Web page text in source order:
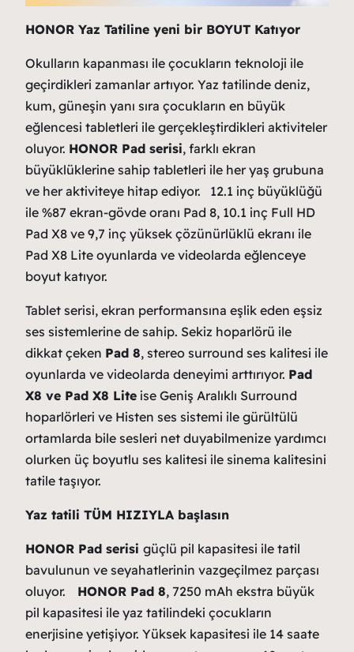
HONOR Yaz Tatiline yeni bir BOYUT Katıyor
Okulların kapanması ile çocukların teknoloji ile
geçirdikleri zamanlar artıyor. Yaz tatilinde deniz,
kum, güneşin yanı sıra çocukların en büyük
eğlencesi tabletleri ile gerçekleştirdikleri aktiviteler
oluyor. HONOR Pad serisi, farklı ekran
büyüklüklerine sahip tabletleri ile her yaş grubuna
ve her aktiviteye hitap ediyor. 12.1 inç büyüklüğü
ile %87 ekran-gövde oranı Pad 8, 10.1 inç Full HD
Pad X8 ve 9,7 inç yüksek çözünürlüklü ekranı ile
Pad X8 Lite oyunlarda ve videolarda eğlenceye
boyut katıyor.
Tablet serisi, ekran performansına eşlik eden eşsiz
ses sistemlerine de sahip. Sekiz hoparlörü ile
dikkat çeken Pad 8, stereo surround ses kalitesi ile
oyunlarda ve videolarda deneyimi arttırıyor. Pad
X8 ve Pad X8 Lite ise Geniş Aralıklı Surround
hoparlörleri ve Histen ses sistemi ile gürültülü
ortamlarda bile sesleri net duyabilmenize yardımcı
olurken üç boyutlu ses kalitesi ile sinema kalitesini
tatile taşıyor.
Yaz tatili TÜM HIZIYLA başlasın
HONOR Pad serisi güçlü pil kapasitesi ile tatil
bavulunun ve seyahatlerinin vazgeçilmez parçası
oluyor. HONOR Pad 8, 7250 mAh ekstra büyük
pil kapasitesi ile yaz tatilindeki çocukların
enerjisine yetişiyor. Yüksek kapasitesi ile 14 saate